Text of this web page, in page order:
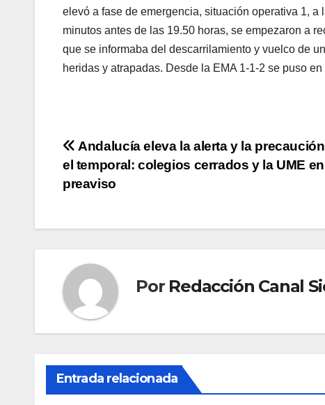
elevó a fase de emergencia, situación operativa 1,
minutos antes de las 19.50 horas, se empezaron a
que se informaba del descarrilamiento y vuelco de
heridas y atrapadas. Desde la EMA 1-1-2 se puso
Navegación
de
Andalucía eleva la alerta y la
el temporal: colegios cerrados y la UME en
preaviso
Por Redacción Canal
Entrada relacionada